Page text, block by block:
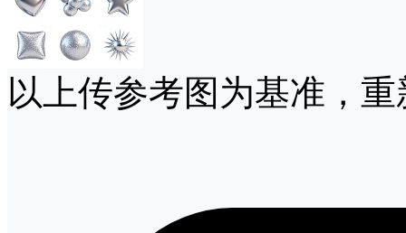
以上传参考图为基准，